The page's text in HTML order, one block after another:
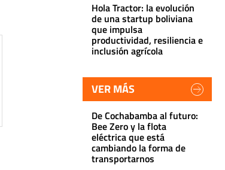
Hola Tractor: la evolución
de una startup boliviana
que impulsa
productividad, resiliencia e
inclusión agrícola
VER MÁS
De Cochabamba al futuro:
Bee Zero y la flota
eléctrica que está
cambiando la forma de
transportarnos